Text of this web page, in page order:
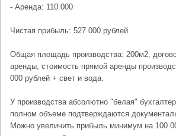
- Аренда: 110 000
Чистая прибыль: 527 000 рублей
Общая площадь производства: 200м2,
аренды, стоимость прямой аренды
000 рублей + свет и вода.
У производства абсолютно "белая"
полном объеме подтверждаются
Можно увеличить прибыль минимум на 100